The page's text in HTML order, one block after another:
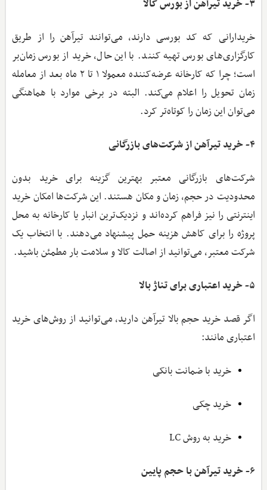
۳- خرید تیرآهن از بورس کالا
خریدارانی که کد بورسی دارند، می‌توانند تیرآهن را از طریق
کارگزاری‌های بورس تهیه کنند. با این حال، خرید از بورس زمان‌بر
است؛ چرا که کارخانه عرضه‌کننده معمولا ۱ تا ۲ ماه بعد از معامله
زمان تحویل را اعلام می‌کند. البته در برخی موارد با هماهنگی
می‌توان این زمان را کوتاه‌تر کرد.
۴- خرید تیرآهن از شرکت‌های بازرگانی
شرکت‌های بازرگانی معتبر بهترین گزینه برای خرید بدون
محدودیت در حجم، زمان و مکان هستند. این شرکت‌ها امکان خرید
اینترنتی را نیز فراهم کرده‌اند و نزدیک‌ترین انبار یا کارخانه به محل
پروژه را برای کاهش هزینه حمل پیشنهاد می‌دهند. با انتخاب یک
شرکت معتبر، می‌توانید از اصالت کالا و سلامت بار مطمئن باشید.
۵- خرید اعتباری برای تناژ بالا
اگر قصد خرید حجم بالا تیرآهن دارید، می‌توانید از روش‌های خرید
اعتباری مانند:
خرید با ضمانت بانکی
خرید چکی
خرید به روش LC
۶- خرید تیرآهن با حجم پایین